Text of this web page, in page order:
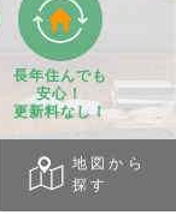
長年住んでも
安心！
更新料なし！
地図から
探す